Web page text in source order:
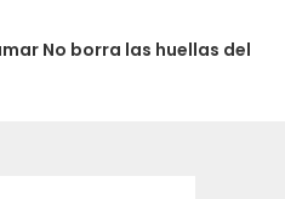
No borra las huellas del